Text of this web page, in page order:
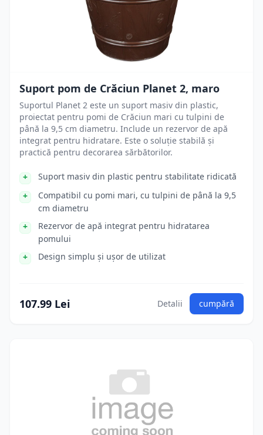
Suport pom de Crăciun Planet 2, maro
Suportul Planet 2 este un suport masiv din plastic,
proiectat pentru pomi de Crăciun mari cu tulpini de
până la 9,5 cm diametru. Include un rezervor de apă
integrat pentru hidratare. Este o soluție stabilă și
practică pentru decorarea sărbătorilor.
Suport masiv din plastic pentru stabilitate ridicată
Compatibil cu pomi mari, cu tulpini de până la 9,5
cm diametru
Rezervor de apă integrat pentru hidratarea
pomului
Design simplu și ușor de utilizat
107.99 Lei Detalii cumpără